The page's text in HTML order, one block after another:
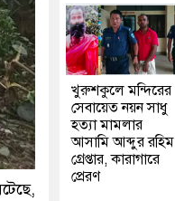
খুরুশকুলে মন্দিরের
সেবায়েত নয়ন সাধু
হত্যা মামলার
আসামি আব্দুর রহিম
গ্রেপ্তার, কারাগারে
প্রেরণ